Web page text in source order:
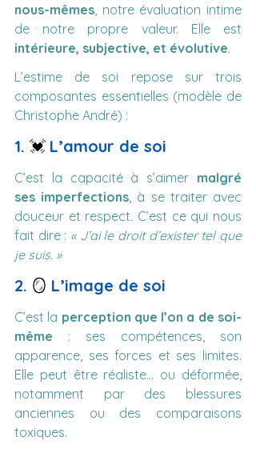
nous-mêmes, notre évaluation intime
intérieure, subjective, et évolutive.
L’estime de soi repose sur trois
composantes essentielles (modèle de
Christophe André) :
1. 💓 L’amour de soi
C’est la capacité à s’aimer malgré
ses imperfections, à se traiter avec
douceur et respect. C’est ce qui nous
fait dire : « J’ai le droit d’exister tel que
je suis. »
2. 🪞 L’image de soi
C’est la perception que l’on a de soi-
même : ses compétences, son
apparence, ses forces et ses limites.
Elle peut être réaliste… ou déformée,
notamment par des blessures
anciennes ou des comparaisons
toxiques.